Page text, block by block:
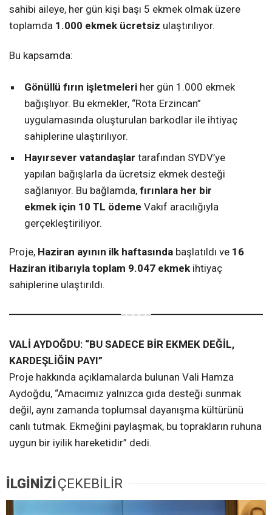
sahibi aileye, her gün kişi başı 5 ekmek olmak üzere
toplamda 1.000 ekmek ücretsiz ulaştırılıyor.
Bu kapsamda:
Gönüllü fırın işletmeleri her gün 1.000 ekmek
bağışlıyor. Bu ekmekler, “Rota Erzincan”
uygulamasında oluşturulan barkodlar ile ihtiyaç
sahiplerine ulaştırılıyor.
Hayırsever vatandaşlar tarafından SYDV’ye
yapılan bağışlarla da ücretsiz ekmek desteği
sağlanıyor. Bu bağlamda, fırınlara her bir
ekmek için 10 TL ödeme Vakıf aracılığıyla
gerçekleştiriliyor.
Proje, Haziran ayının ilk haftasında başlatıldı ve 16
Haziran itibarıyla toplam 9.047 ekmek ihtiyaç
sahiplerine ulaştırıldı.
VALİ AYDOĞDU: “BU SADECE BİR EKMEK DEĞİL,
KARDEŞLİĞİN PAYI”
Proje hakkında açıklamalarda bulunan Vali Hamza
Aydoğdu, “Amacımız yalnızca gıda desteği sunmak
değil, aynı zamanda toplumsal dayanışma kültürünü
canlı tutmak. Ekmeğini paylaşmak, bu toprakların ruhuna
uygun bir iyilik hareketidir” dedi.
İLGİNİZİ ÇEKEBİLİR